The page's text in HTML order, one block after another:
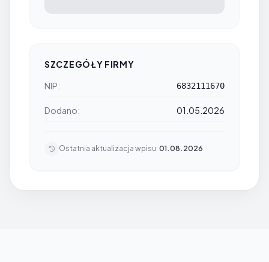
SZCZEGÓŁY FIRMY
NIP:
6832111670
Dodano: 01.05.2026
Ostatnia aktualizacja wpisu: 01.08.2026